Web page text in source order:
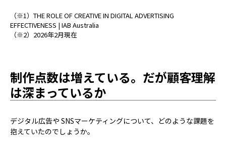
（※1）THE ROLE OF CREATIVE IN DIGITAL ADVERTISING
EFFECTIVENESS | IAB Australia
（※2）2026年2月現在
制作点数は増えている。だが顧客理解
は深まっているか
――デジタル広告や SNSマーケティングについて、どのような課題を
抱えていたのでしょうか。